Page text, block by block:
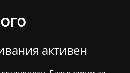
активен